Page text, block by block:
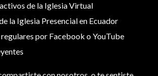
de la Iglesia Virtual
la Iglesia Presencial en Ecuador
regulares por Facebook o YouTube